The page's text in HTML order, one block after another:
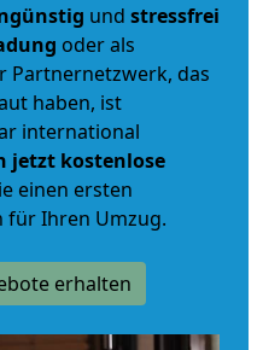
und stressfrei
oder als
Partnernetzwerk, das
haben, ist
international
jetzt kostenlose
einen ersten
für Ihren Umzug.
erhalten